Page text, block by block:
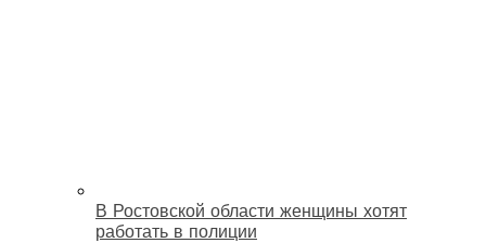
В Ростовской области женщины хотят
работать в полиции